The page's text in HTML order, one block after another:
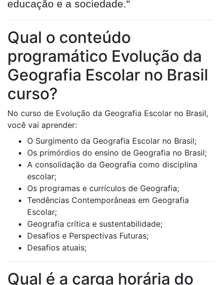
educação e a sociedade."
Qual o conteúdo
programático Evolução da
Geografia Escolar no Brasil
curso?
No curso de Evolução da Geografia Escolar no Brasil,
você vai aprender:
O Surgimento da Geografia Escolar no Brasil;
Os primórdios do ensino de Geografia no Brasil;
A consolidação da Geografia como disciplina
escolar;
Os programas e currículos de Geografia;
Tendências Contemporâneas em Geografia
Escolar;
Geografia crítica e sustentabilidade;
Desafios e Perspectivas Futuras;
Desafios atuais;
Qual é a carga horária do